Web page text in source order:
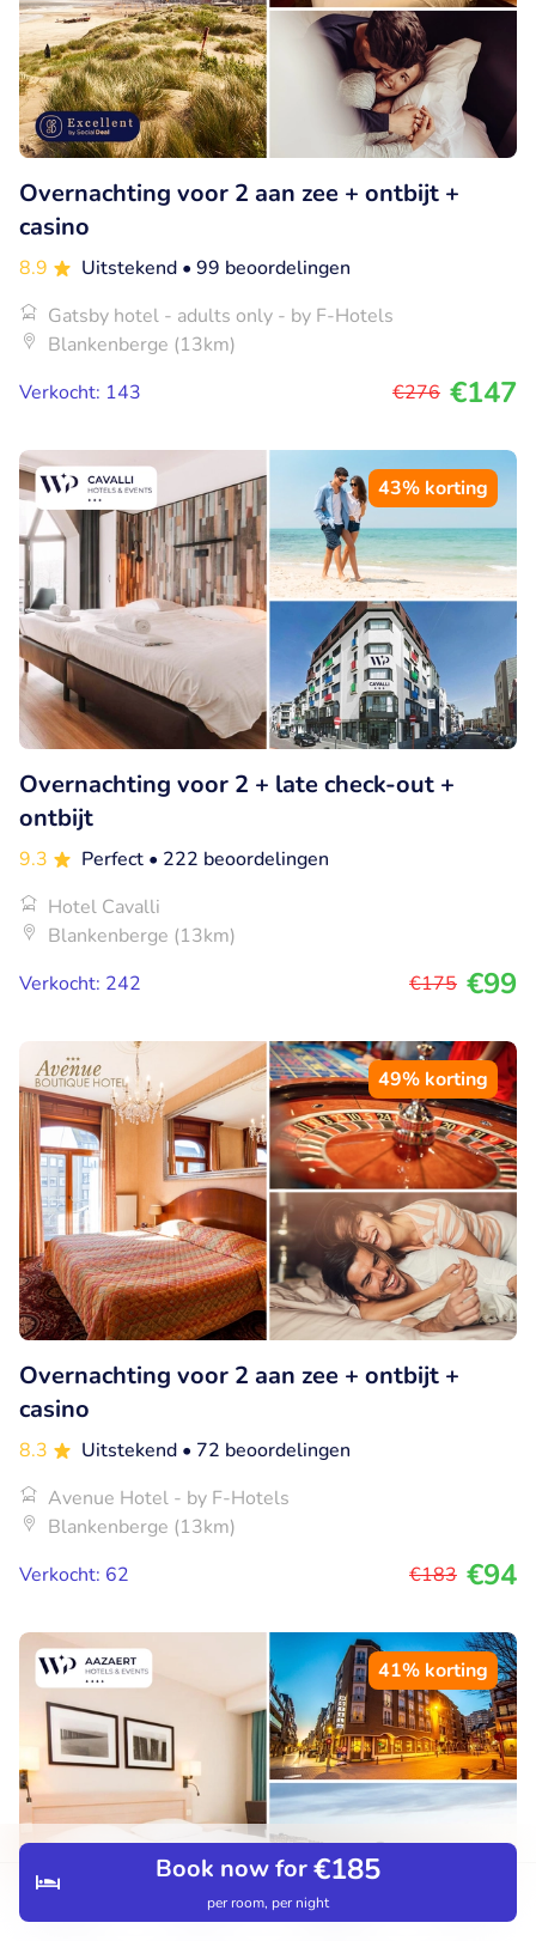
Search Bookings
Book now for€185
per room, per night
Overnachting voor 2 aan zee + ontbijt +
casino
8.9 Uitstekend • 99 beoordelingen
Gatsby hotel - adults only - by F-Hotels
Blankenberge (13km)
Verkocht: 143
€276 €147
43% korting
Overnachting voor 2 + late check-out +
ontbijt
9.3 Perfect • 222 beoordelingen
Hotel Cavalli
Blankenberge (13km)
Verkocht: 242
€175 €99
49% korting
Overnachting voor 2 aan zee + ontbijt +
casino
8.3 Uitstekend • 72 beoordelingen
Avenue Hotel - by F-Hotels
Blankenberge (13km)
Verkocht: 62
€183 €94
41% korting